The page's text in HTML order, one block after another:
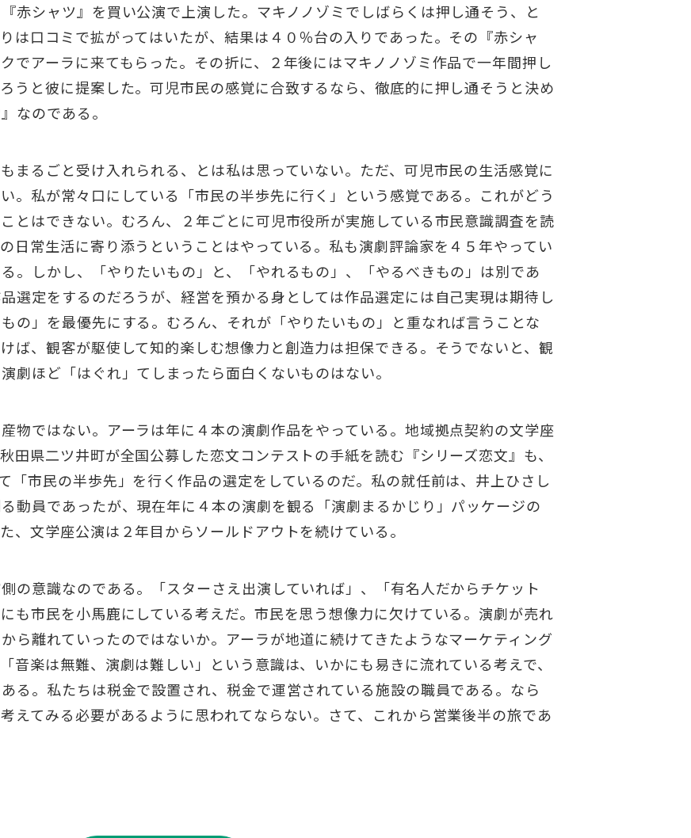
赤シャツ』を買い公演で上演した。マキノノゾミでしばらくは押し通そう、と
は口コミで拡がってはいたが、結果は４０％台の入りであった。その『赤シャ
でアーラに来てもらった。その折に、２年後にはマキノノゾミ作品で一年間押し
うと彼に提案した。可児市民の感覚に合致するなら、徹底的に押し通そうと決め
なのである。
まるごと受け入れられる、とは私は思っていない。ただ、可児市民の生活感覚に
。私が常々口にしている「市民の半歩先に行く」という感覚である。これがどう
とはできない。むろん、２年ごとに可児市役所が実施している市民意識調査を読
日常生活に寄り添うということはやっている。私も演劇評論家を４５年やってい
。しかし、「やりたいもの」と、「やれるもの」、「やるべきもの」は別であ
選定をするのだろうが、経営を預かる身としては作品選定には自己実現は期待し
の」を最優先にする。むろん、それが「やりたいもの」と重なれば言うことな
ば、観客が駆使して知的楽しむ想像力と創造力は担保できる。そうでないと、観
劇ほど「はぐれ」てしまったら面白くないものはない。
物ではない。アーラは年に４本の演劇作品をやっている。地域拠点契約の文学座
田県二ツ井町が全国公募した恋文コンテストの手紙を読む『シリーズ恋文』も、
「市民の半歩先」を行く作品の選定をしているのだ。私の就任前は、井上ひさし
動員であったが、現在年に４本の演劇を観る「演劇まるかじり」パッケージの
、文学座公演は２年目からソールドアウトを続けている。
の意識なのである。「スターさえ出演していれば」、「有名人だからチケット
も市民を小馬鹿にしている考えだ。市民を思う想像力に欠けている。演劇が売れ
ら離れていったのではないか。アーラが地道に続けてきたようなマーケティング
音楽は無難、演劇は難しい」という意識は、いかにも易きに流れている考えで、
る。私たちは税金で設置され、税金で運営されている施設の職員である。なら
えてみる必要があるように思われてならない。さて、これから営業後半の旅であ